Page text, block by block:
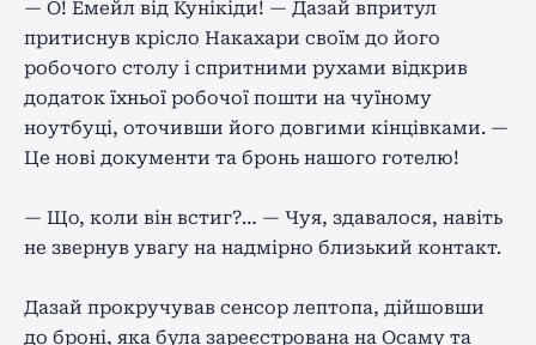
— О! Емейл від Кунікіди! — Дазай впритул
притиснув крісло Накахари своїм до його
робочого столу і спритними рухами відкрив
додаток їхньої робочої пошти на чуїному
ноутбуці, оточивши його довгими кінцівками. —
Це нові документи та бронь нашого готелю!
— Що, коли він встиг?… — Чуя, здавалося, навіть
не звернув увагу на надмірно близький контакт.
Дазай прокручував сенсор лептопа, дійшовши
до броні, яка була зареєстрована на Осаму та